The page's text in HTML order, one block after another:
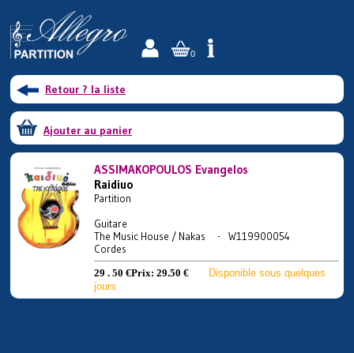
0
Retour ? la liste
Ajouter au panier
ASSIMAKOPOULOS Evangelos
Raidiuo
Partition
Guitare
The Music House / Nakas - W119900054
Cordes
29 . 50 €Prix: 29.50 €
Disponible sous quelques
jours